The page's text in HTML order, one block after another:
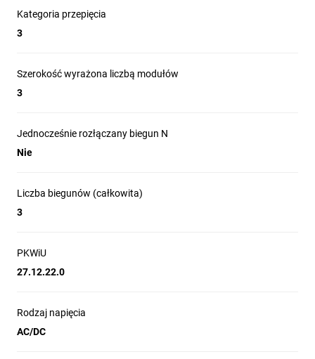
Zastosowanie produktu
mieszkaniowych i budynkach użyteczności publicznej
Instalacje przemysłowe i rozdzielnice maszyn o modularnej
częstotliwości 50 Hz
Kategoria przepięcia
3
Szerokość wyrażona liczbą modułów
3
Jednocześnie rozłączany biegun N
Nie
Liczba biegunów (całkowita)
3
PKWiU
27.12.22.0
Rodzaj napięcia
AC/DC